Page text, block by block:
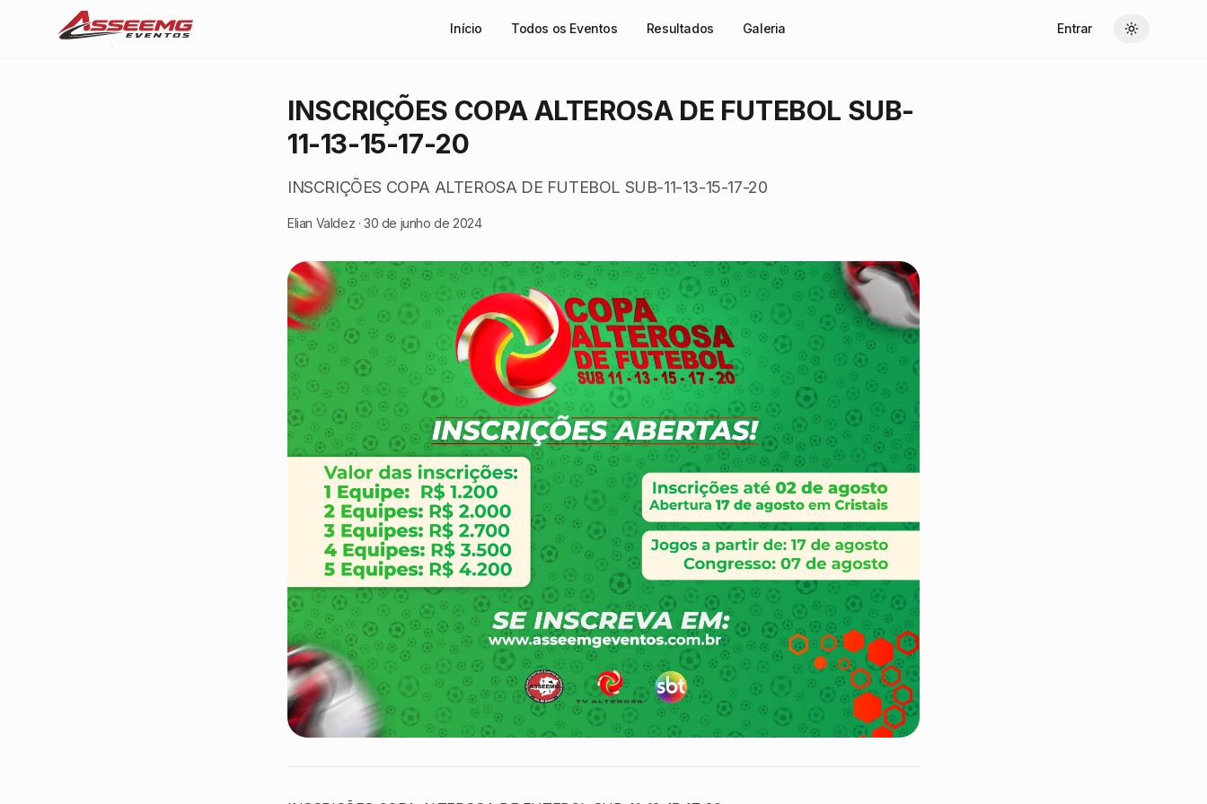
Início Todos os Eventos Resultados Galeria Entrar Toggle theme
INSCRIÇÕES COPA ALTEROSA DE FUTEBOL SUB-
11-13-15-17-20
INSCRIÇÕES COPA ALTEROSA DE FUTEBOL SUB-11-13-15-17-20
Elian Valdez ·30 de junho de 2024